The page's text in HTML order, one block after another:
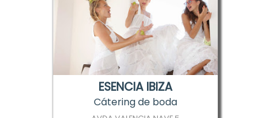
ESENCIA IBIZA
Cátering de boda